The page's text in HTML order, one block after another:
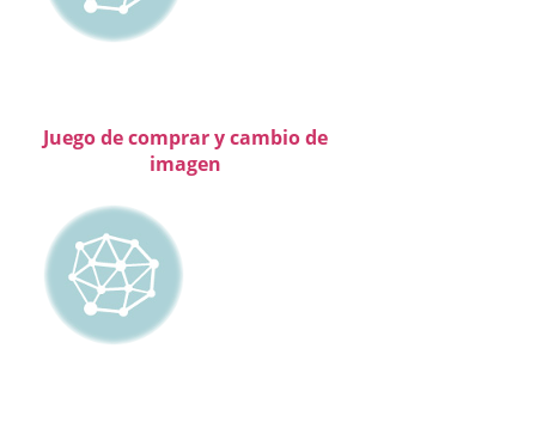
Juego de comprar y cambio de
imagen